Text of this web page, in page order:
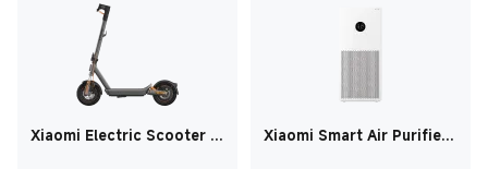
Xiaomi Electric Scooter 6
Xiaomi Smart Air Purifier